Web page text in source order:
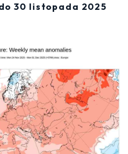
30 listopada 2025